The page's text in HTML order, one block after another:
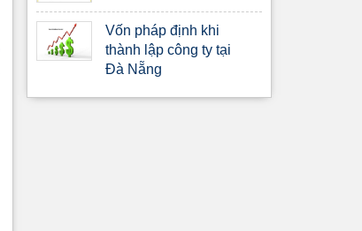
Vốn pháp định khi
thành lập công ty tại
Đà Nẵng